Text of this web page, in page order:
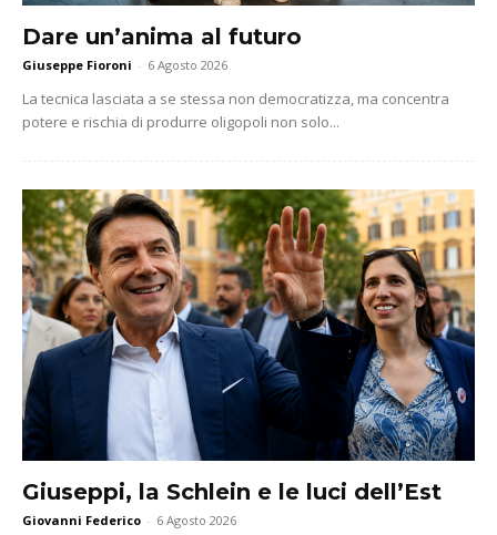
Dare un’anima al futuro
Giuseppe Fioroni - 6 Agosto 2026
La tecnica lasciata a se stessa non democratizza, ma concentra
potere e rischia di produrre oligopoli non solo...
Giuseppi, la Schlein e le luci dell’Est
Giovanni Federico - 6 Agosto 2026